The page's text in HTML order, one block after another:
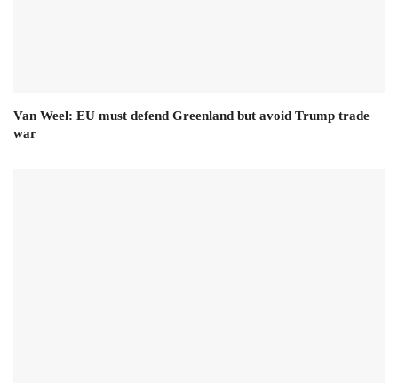
Van Weel: EU must defend Greenland but avoid Trump trade
war